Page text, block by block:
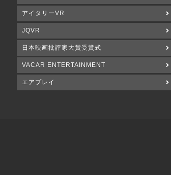
アイタリーVR
JQVR
日本映画批評家大賞受賞式
VACAR ENTERTAINMENT
エアプレイ